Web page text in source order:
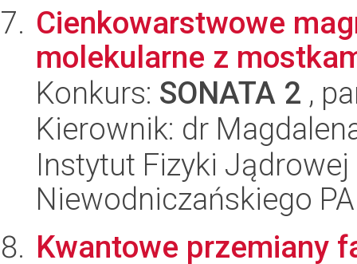
Cienkowarstwowe
molekularne z
Konkurs: SONATA 2 ,
Kierownik: dr
Instytut Fizyki
Niewodniczańskiego
Kwantowe przemiany